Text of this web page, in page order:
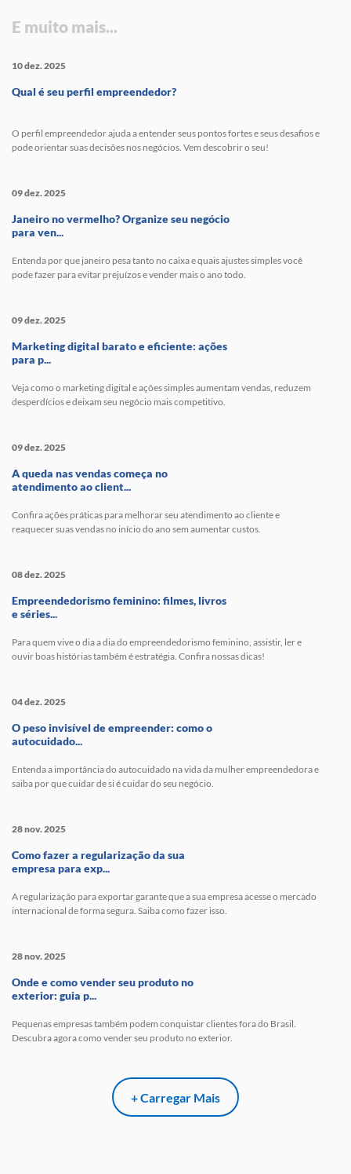
E muito mais...
10 dez. 2025
Qual é seu perfil empreendedor?
O perfil empreendedor ajuda a entender seus pontos fortes e seus desafios e
pode orientar suas decisões nos negócios. Vem descobrir o seu!
09 dez. 2025
Janeiro no vermelho? Organize seu negócio
para ven...
Entenda por que janeiro pesa tanto no caixa e quais ajustes simples você
pode fazer para evitar prejuízos e vender mais o ano todo.
09 dez. 2025
Marketing digital barato e eficiente: ações
para p...
Veja como o marketing digital e ações simples aumentam vendas, reduzem
desperdícios e deixam seu negócio mais competitivo.
09 dez. 2025
A queda nas vendas começa no
atendimento ao client...
Confira ações práticas para melhorar seu atendimento ao cliente e
reaquecer suas vendas no início do ano sem aumentar custos.
08 dez. 2025
Empreendedorismo feminino: filmes, livros
e séries...
Para quem vive o dia a dia do empreendedorismo feminino, assistir, ler e
ouvir boas histórias também é estratégia. Confira nossas dicas!
04 dez. 2025
O peso invisível de empreender: como o
autocuidado...
Entenda a importância do autocuidado na vida da mulher empreendedora e
saiba por que cuidar de si é cuidar do seu negócio.
28 nov. 2025
Como fazer a regularização da sua
empresa para exp...
A regularização para exportar garante que a sua empresa acesse o mercado
internacional de forma segura. Saiba como fazer isso.
28 nov. 2025
Onde e como vender seu produto no
exterior: guia p...
Pequenas empresas também podem conquistar clientes fora do Brasil.
Descubra agora como vender seu produto no exterior.
+ Carregar Mais